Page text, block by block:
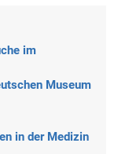
im
Museum
in der Medizin